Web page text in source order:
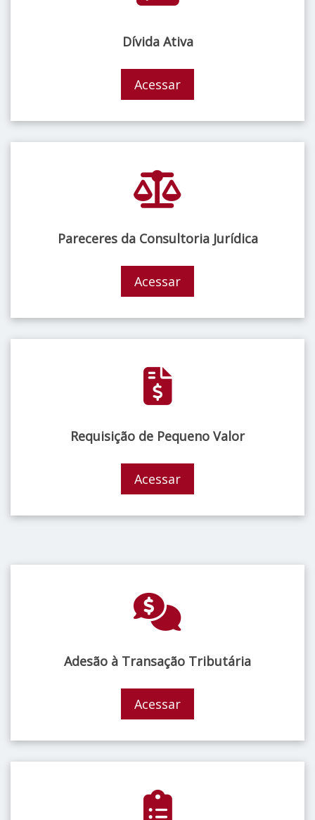
Dívida Ativa
Acessar
Pareceres da Consultoria Jurídica
Acessar
Requisição de Pequeno Valor
Acessar
Adesão à Transação Tributária
Acessar